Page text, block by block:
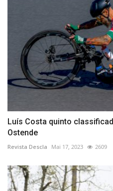
Luís Costa quinto
Ostende
Revista Descla Mai 17, 2023 2609